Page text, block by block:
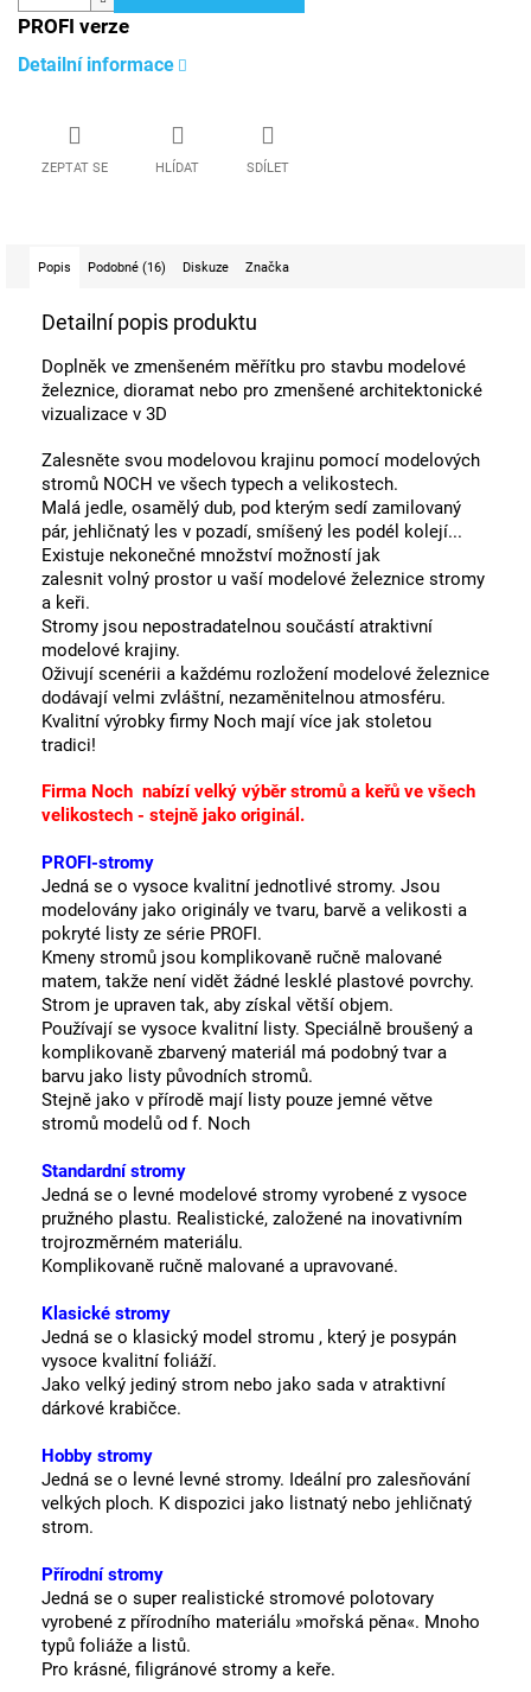
PROFI verze
Detailní informace
ZEPTAT SE HLÍDAT SDÍLET
Popis Podobné (16) Diskuze Značka
Detailní popis produktu
Doplněk ve zmenšeném měřítku pro stavbu modelové
železnice, dioramat nebo pro zmenšené architektonické
vizualizace v 3D
Zalesněte svou modelovou krajinu pomocí modelových
stromů NOCH ve všech typech a velikostech.
Malá jedle, osamělý dub, pod kterým sedí zamilovaný
pár, jehličnatý les v pozadí, smíšený les podél kolejí...
Existuje nekonečné množství možností jak
zalesnit volný prostor u vaší modelové železnice stromy
a keři.
Stromy jsou nepostradatelnou součástí atraktivní
modelové krajiny.
Oživují scenérii a každému rozložení modelové železnice
dodávají velmi zvláštní, nezaměnitelnou atmosféru.
Kvalitní výrobky firmy Noch mají více jak stoletou
tradici!
Firma Noch nabízí velký výběr stromů a keřů ve všech
velikostech - stejně jako originál.
PROFI-stromy
Jedná se o vysoce kvalitní jednotlivé stromy. Jsou
modelovány jako originály ve tvaru, barvě a velikosti a
pokryté listy ze série PROFI.
Kmeny stromů jsou komplikovaně ručně malované
matem, takže není vidět žádné lesklé plastové povrchy.
Strom je upraven tak, aby získal větší objem.
Používají se vysoce kvalitní listy. Speciálně broušený a
komplikovaně zbarvený materiál má podobný tvar a
barvu jako listy původních stromů.
Stejně jako v přírodě mají listy pouze jemné větve
stromů modelů od f. Noch
Standardní stromy
Jedná se o levné modelové stromy vyrobené z vysoce
pružného plastu. Realistické, založené na inovativním
trojrozměrném materiálu.
Komplikovaně ručně malované a upravované.
Klasické stromy
Jedná se o klasický model stromu , který je posypán
vysoce kvalitní foliáží.
Jako velký jediný strom nebo jako sada v atraktivní
dárkové krabičce.
Hobby stromy
Jedná se o levné levné stromy. Ideální pro zalesňování
velkých ploch. K dispozici jako listnatý nebo jehličnatý
strom.
Přírodní stromy
Jedná se o super realistické stromové polotovary
vyrobené z přírodního materiálu »mořská pěna«. Mnoho
typů foliáže a listů.
Pro krásné, filigránové stromy a keře.